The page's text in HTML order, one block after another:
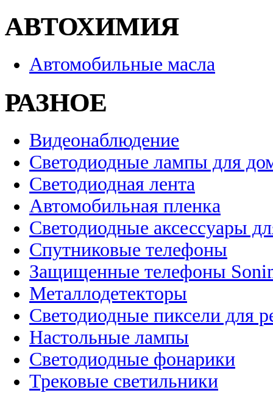
АВТОХИМИЯ
Автомобильные масла
РАЗНОЕ
Видеонаблюдение
Светодиодные лампы для
Светодиодная лента
Автомобильная пленка
Светодиодные аксессуары
Спутниковые телефоны
Защищенные телефоны
Металлодетекторы
Светодиодные пиксели для
Настольные лампы
Светодиодные фонарики
Трековые светильники